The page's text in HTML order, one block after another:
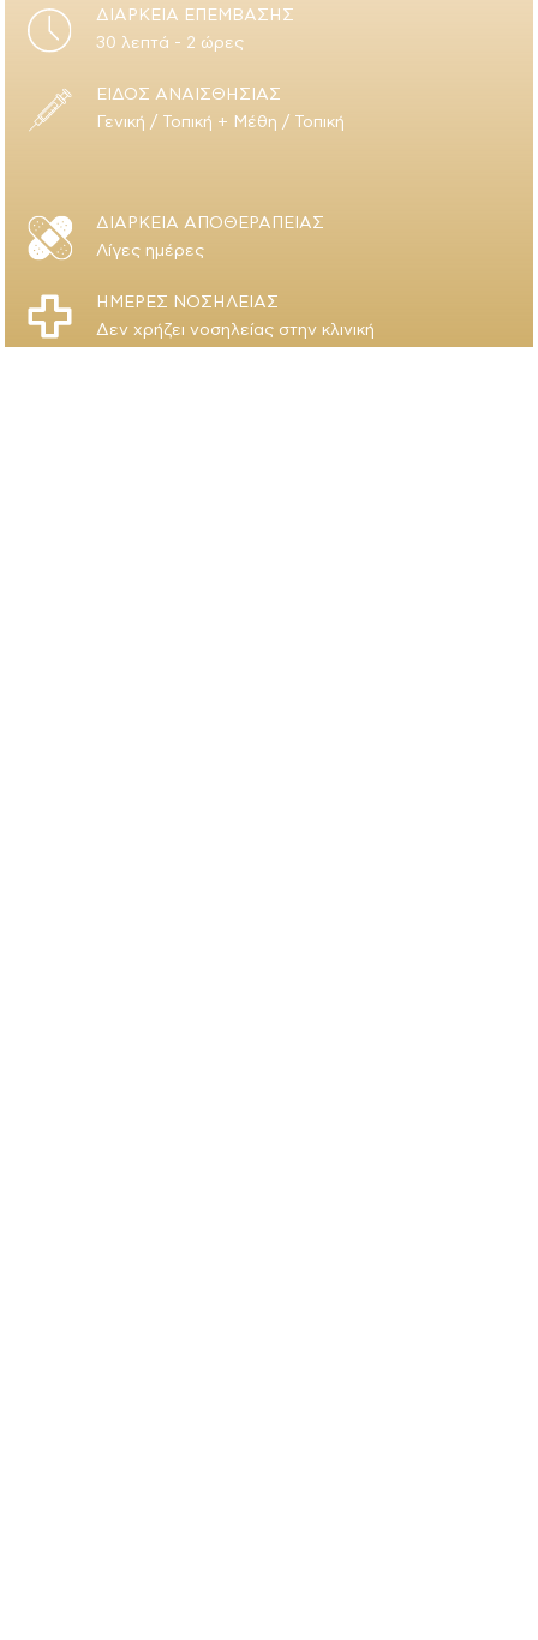
ΔΙΑΡΚΕΙΑ ΕΠΕΜΒΑΣΗΣ
30 λεπτά - 2 ώρες
ΕΙΔΟΣ ΑΝΑΙΣΘΗΣΙΑΣ
Γενική / Τοπική + Μέθη / Τοπική
ΔΙΑΡΚΕΙΑ ΑΠΟΘΕΡΑΠΕΙΑΣ
Λίγες ημέρες
ΗΜΕΡΕΣ ΝΟΣΗΛΕΙΑΣ
Δεν χρήζει νοσηλείας στην κλινική